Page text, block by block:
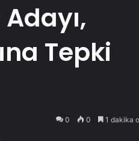
Tepki
0 0 1 dakika